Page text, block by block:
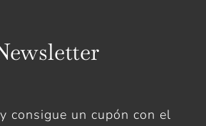
consigue un cupón con el